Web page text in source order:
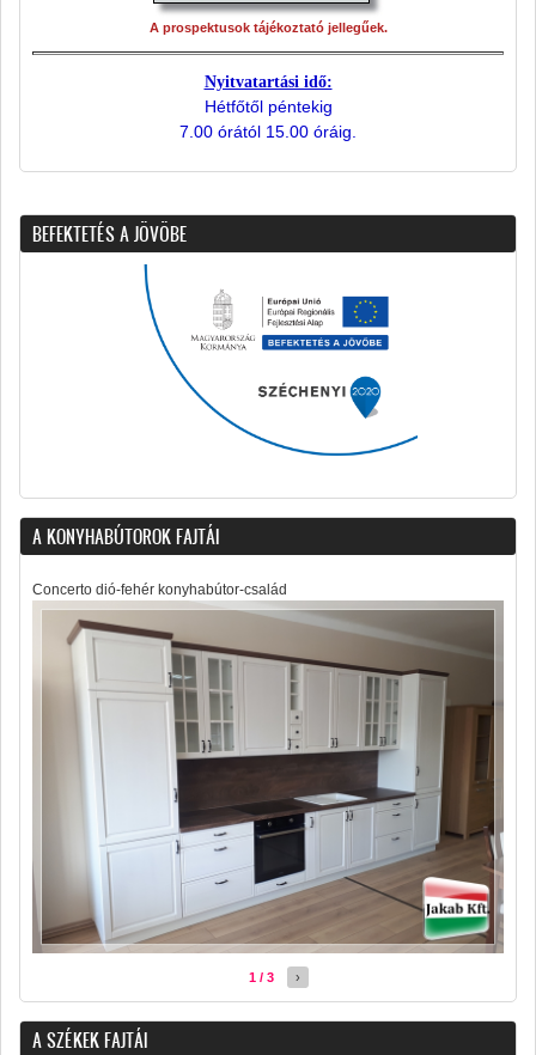
A prospektusok tájékoztató jellegűek.
Nyitvatartási idő:
Hétfőtől péntekig
7.00 órától 15.00 óráig.
BEFEKTETÉS A JÖVÖBE
A KONYHABÚTOROK FAJTÁI
Concerto dió-fehér konyhabútor-család
1 / 3 ›
A SZÉKEK FAJTÁI